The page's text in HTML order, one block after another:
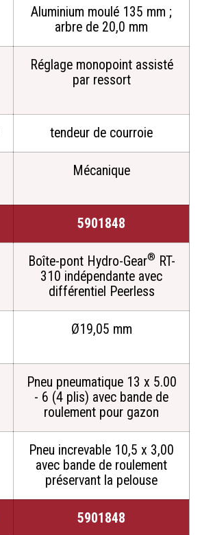
Aluminium moulé 135 mm ;
arbre de 20,0 mm
Réglage monopoint assisté
par ressort
tendeur de courroie
Mécanique
5901848
Boîte-pont Hydro-Gear® RT-
310 indépendante avec
différentiel Peerless
Ø19,05 mm
Pneu pneumatique 13 x 5.00
- 6 (4 plis) avec bande de
roulement pour gazon
Pneu increvable 10,5 x 3,00
avec bande de roulement
préservant la pelouse
5901848